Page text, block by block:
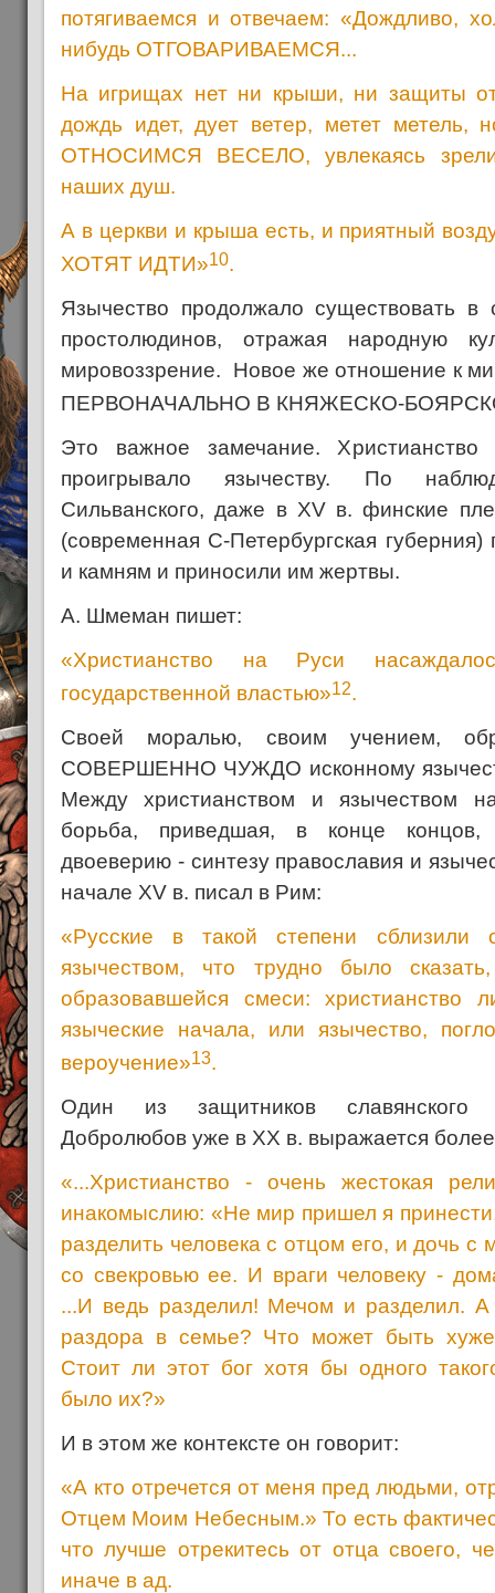
потягиваемся и отвечаем: «Дождливо,
нибудь ОТГОВАРИВАЕМСЯ...
На игрищах нет ни крыши, ни защиты
дождь идет, дует ветер, метет метель,
ОТНОСИМСЯ ВЕСЕЛО, увлекаясь
наших душ.
А в церкви и крыша есть, и приятный
ХОТЯТ ИДТИ»10.
Язычество продолжало существовать
простолюдинов, отражая народную
мировоззрение. Новое же отношение
ПЕРВОНАЧАЛЬНО В КНЯЖЕСКО-
Это важное замечание.
проигрывало язычеству. По
Сильванского, даже в XV в. финские
(современная С-Петербургская губерния)
и камням и приносили им жертвы.
А. Шмеман пишет:
«Христианство на Руси
государственной властью»12.
Своей моралью, своим учением,
СОВЕРШЕННО ЧУЖДО исконному
Между христианством и язычеством
борьба, приведшая, в конце
двоеверию - синтезу православия и
начале XV в. писал в Рим:
«Русские в такой степени сблизили
язычеством, что трудно было
образовавшейся смеси: христианство
языческие начала, или язычество,
вероучение»13.
Один из защитников славянского
Добролюбов уже в XX в. выражается более
«...Христианство - очень жестокая
инакомыслию: «Не мир пришел я
разделить человека с отцом его, и дочь с
со свекровью ее. И враги человеку -
...И ведь разделил! Мечом и разделил.
раздора в семье? Что может быть
Стоит ли этот бог хотя бы одного
было их?»
И в этом же контексте он говорит:
«А кто отречется от меня пред людьми,
Отцем Моим Небесным.» То есть
что лучше отрекитесь от отца своего,
иначе в ад.